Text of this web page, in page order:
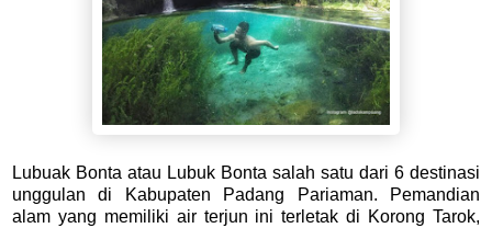
Lubuak Bonta atau Lubuk Bonta salah satu dari 6 destinasi
unggulan di Kabupaten Padang Pariaman. Pemandian
alam yang memiliki air terjun ini terletak di Korong Tarok,